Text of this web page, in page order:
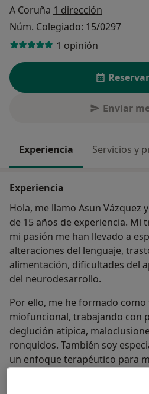
A Coruña 1 dirección
Núm. Colegiado: 15/0297
1 opinión
Enviar
Experiencia Servicios y
Experiencia
Hola, me llamo Asun Vázquez
de 15 años de experiencia. Mi
mi pasión me han llevado a
alteraciones del lenguaje,
alimentación, dificultades del
del neurodesarrollo.
Por ello, me he formado
miofuncional, trabajando con
deglución atípica,
ronquidos. También soy
un enfoque terapéutico para